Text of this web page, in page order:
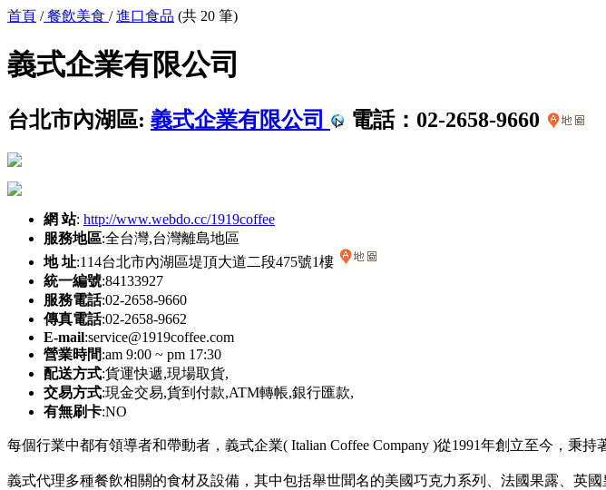
首頁 /餐飲美食 /進口食品 (共 20 筆)
義式企業有限公司
台北市內湖區: 義式企業有限公司 電話： 02-2658-9660
網 站: http://www.webdo.cc/1919coffee
服務地區:全台灣,台灣離島地區
地 址:114台北市內湖區堤頂大道二段475號1樓
統一編號:84133927
服務電話:02-2658-9660
傳真電話:02-2658-9662
E-mail:service@1919coffee.com
營業時間:am 9:00 ~ pm 17:30
配送方式:貨運快遞,現場取貨,
交易方式:現金交易,貨到付款,ATM轉帳,銀行匯款,
有無刷卡:NO
每個行業中都有領導者和帶動者，義式企業( Italian Coffee Company )從1991年創立至今，秉
義式代理多種餐飲相關的食材及設備，其中包括舉世聞名的美國巧克力系列、法國果露、英